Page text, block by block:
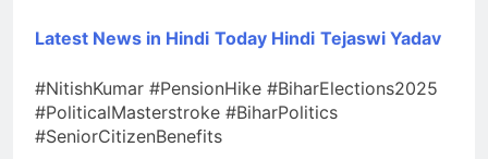
Latest News in Hindi Today Hindi Tejaswi Yadav
#NitishKumar #PensionHike #BiharElections2025
#PoliticalMasterstroke #BiharPolitics
#SeniorCitizenBenefits